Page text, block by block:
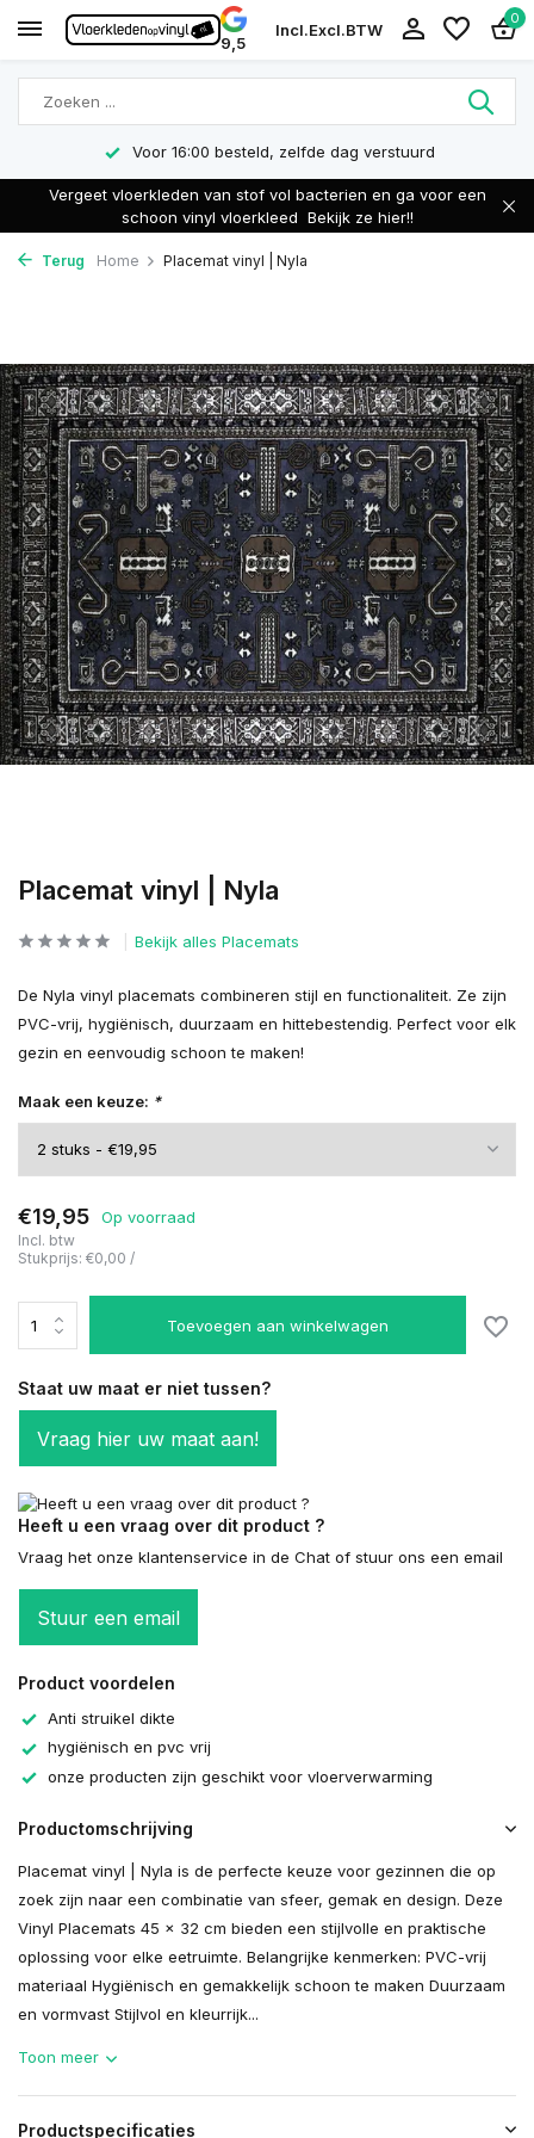
9,5
Incl.Excl.BTW
0
Voor 16:00 besteld, zelfde dag verstuurd
Vergeet vloerkleden van stof vol bacterien en ga voor een
schoon vinyl vloerkleed Bekijk ze hier!!
Terug Home Placemat vinyl | Nyla
Placemat vinyl | Nyla
Bekijk alles Placemats
De Nyla vinyl placemats combineren stijl en functionaliteit. Ze zijn
PVC-vrij, hygiënisch, duurzaam en hittebestendig. Perfect voor elk
gezin en eenvoudig schoon te maken!
Maak een keuze: *
€19,95 Op voorraad
Incl. btw
Stukprijs: €0,00 /
Toevoegen aan winkelwagen
Staat uw maat er niet tussen?
Vraag hier uw maat aan!
Heeft u een vraag over dit product ?
Vraag het onze klantenservice in de Chat of stuur ons een email
Stuur een email
Product voordelen
Anti struikel dikte
hygiënisch en pvc vrij
onze producten zijn geschikt voor vloerverwarming
Productomschrijving
Placemat vinyl | Nyla is de perfecte keuze voor gezinnen die op
zoek zijn naar een combinatie van sfeer, gemak en design. Deze
Vinyl Placemats 45 x 32 cm bieden een stijlvolle en praktische
oplossing voor elke eetruimte. Belangrijke kenmerken: PVC-vrij
materiaal Hygiënisch en gemakkelijk schoon te maken Duurzaam
en vormvast Stijlvol en kleurrijk...
Toon meer
Productspecificaties